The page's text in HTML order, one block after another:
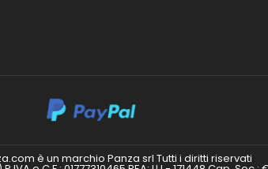
è un marchio Panza srl Tutti i diritti riservati